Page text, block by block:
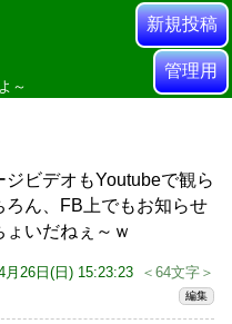
～
新規投稿
管理用
ビデオもYoutubeで観ら
ん、FB上でもお知らせ
ょいだねぇ～ｗ
月26日(日) 15:23:23 ＜64文字＞
編集